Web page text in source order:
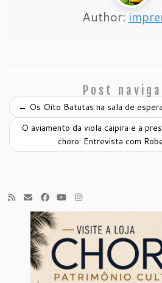
Author:
Post
← Os Oito Batutas na sala de
O aviamento da viola caipira e a
choro: Entrevista com